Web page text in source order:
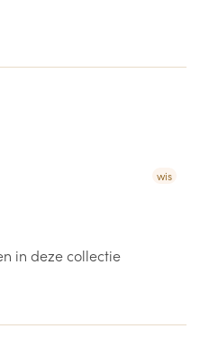
wis
in deze collectie